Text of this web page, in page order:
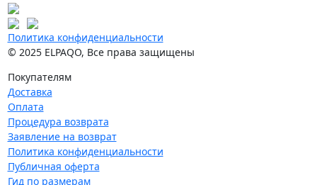
Политика конфиденциальности
© 2025 ELPAQO, Все права защищены
Покупателям
Доставка
Оплата
Процедура возврата
Заявление на возврат
Политика конфиденциальности
Публичная оферта
Гид по размерам